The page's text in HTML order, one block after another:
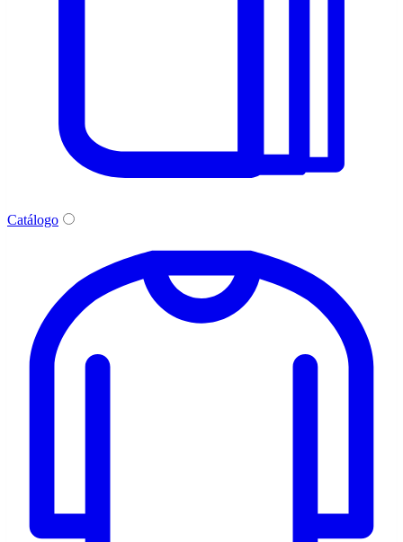
Catálogo